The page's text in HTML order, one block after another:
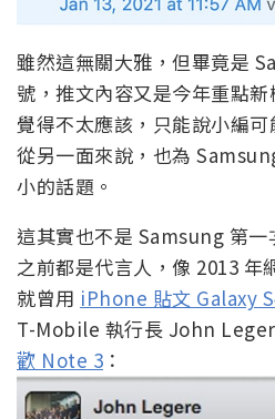
雖然這無關大雅，但畢竟是
號，推文內容又是今年重點
覺得不太應該，只能說小編
從另一面來說，也為
小的話題。
這其實也不是 Samsung 第
之前都是代言人，像 2013
就曾用 iPhone 貼文 Galaxy
T-Mobile 執行長 John
歡 Note 3 ：